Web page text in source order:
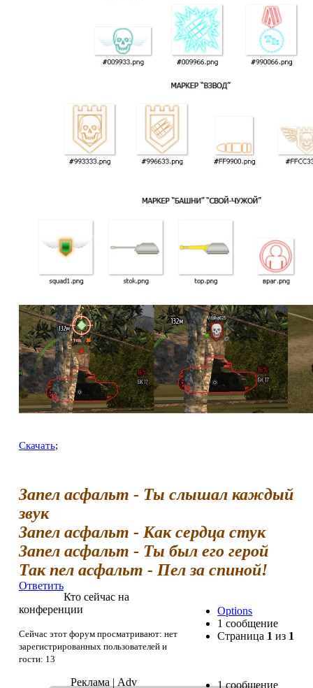
Скачать;
Запел асфальт - Ты слышал каждый
звук
Запел асфальт - Как сердца стук
Запел асфальт - Ты был его герой
Так пел асфальт - Пел за спиной!
Ответить
Options
1 сообщение
Страница 1 из 1
1 сообщение
Кто сейчас на
конференции
Сейчас этот форум просматривают: нет
зарегистрированных пользователей и
гости: 13
Реклама | Adv